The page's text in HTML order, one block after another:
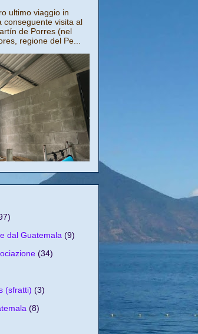
ultimo viaggio in
conseguente visita al
de Porres (nel
regione del Pe...
dal Guatemala (9)
(34)
(sfratti) (3)
(8)